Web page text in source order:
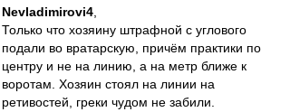
Nevladimirovi4
Только что хозяину штрафной с углового
подали во вратарскую, причём практики по
центру и не на линию, а на метр ближе к
воротам. Хозяин стоял на линии на
ретивостей, греки чудом не забили.